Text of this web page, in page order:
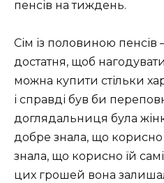
пенсів на тиждень.
Сім із половиною пенсів
достатня, щоб
можна купити стільки
і справді був би
доглядальниця була
добре знала, що
знала, що корисно їй
цих грошей вона